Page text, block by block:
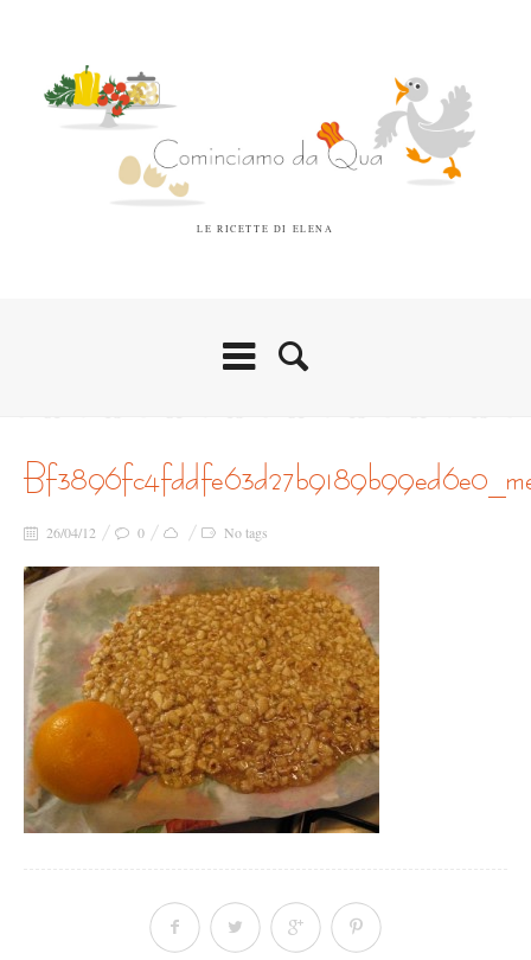
LE RICETTE DI ELENA
26/04/12 0 No tags